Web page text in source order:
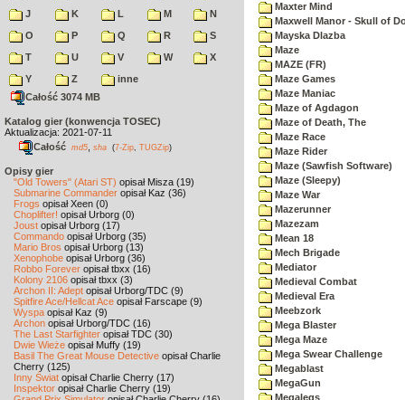
J
K L M
N
O
P Q R
S
T
U V W
X
Y
Z
inne
Całość 3074 MB
Katalog gier (konwencja TOSEC)
Aktualizacja: 2021-07-11
Całość md5 sha (7-Zip TUGZip)
Opisy gier
"Old Towers" (Atari ST) opisał Misza (19)
Submarine Commander opisał Kaz (36)
Frogs opisał Xeen (0)
Choplifter! opisał Urborg (0)
Joust opisał Urborg (17)
Commando opisał Urborg (35)
Mario Bros opisał Urborg (13)
Xenophobe opisał Urborg (36)
Robbo Forever opisał tbxx (16)
Kolony 2106 opisał tbxx (3)
Archon II: Adept opisał Urborg/TDC (9)
Spitfire Ace/Hellcat Ace opisał Farscape (9)
Wyspa opisał Kaz (9)
Archon opisał Urborg/TDC (16)
The Last Starfighter opisał TDC (30)
Dwie Wieże opisał Muffy (19)
Basil The Great Mouse Detective opisał Charlie
Cherry (125)
Inny Świat opisał Charlie Cherry (17)
Inspektor opisał Charlie Cherry (19)
Maxter Mind
Maxwell Manor - Skull of
Mayska Dlazba
Maze
MAZE (FR)
Maze Games
Maze Maniac
Maze of Agdagon
Maze of Death, The
Maze Race
Maze Rider
Maze (Sawfish Software)
Maze (Sleepy)
Maze War
Mazerunner
Mazezam
Mean 18
Mech Brigade
Mediator
Medieval Combat
Medieval Era
Meebzork
Mega Blaster
Mega Maze
Mega Swear Challenge
Megablast
MegaGun
Megalegs